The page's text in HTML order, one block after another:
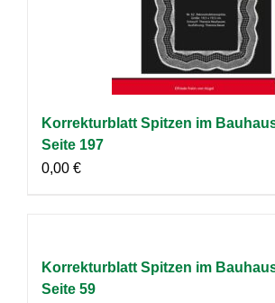
Korrekturblatt Spitzen im
Seite 197
0,00 €
Korrekturblatt Spitzen im
Seite 59